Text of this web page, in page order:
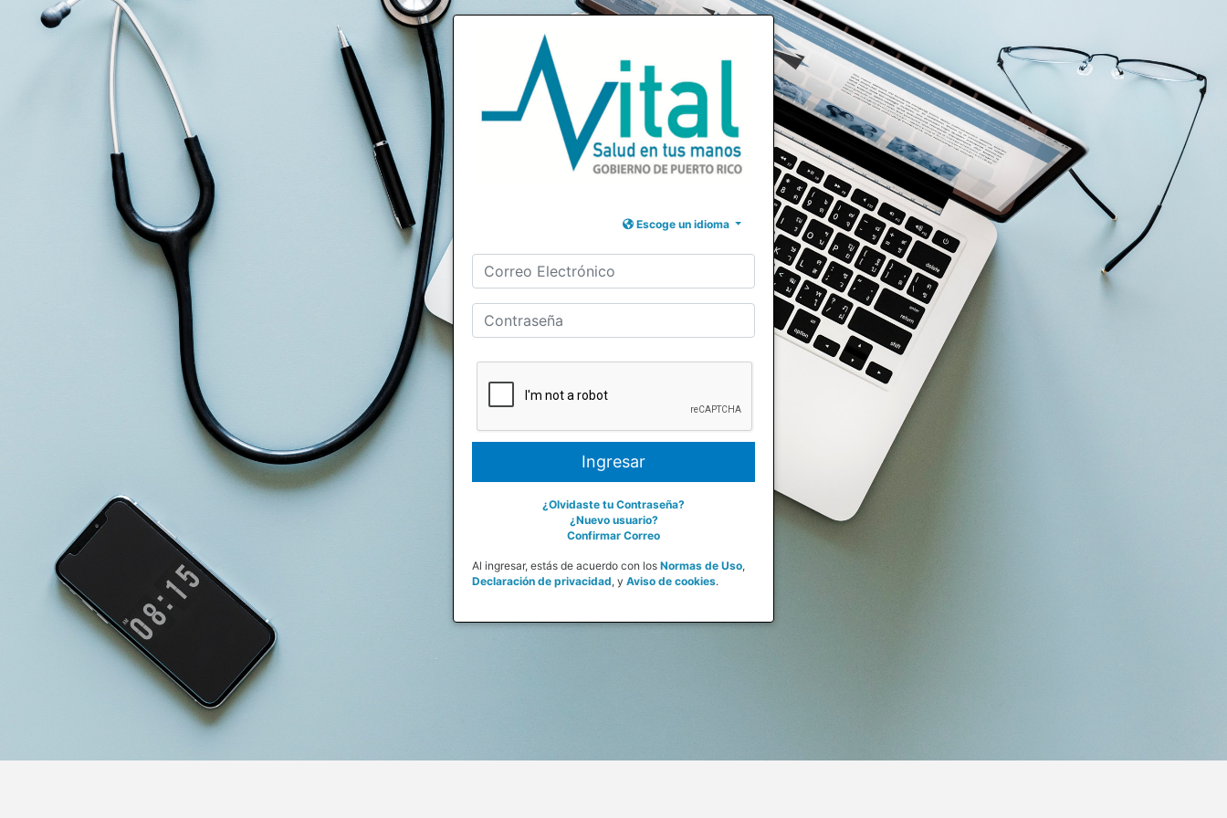
Escoge un idioma
¿Olvidaste tu Contraseña?
¿Nuevo usuario?
Confirmar Correo
Al ingresar, estás de acuerdo con los Normas de Uso,
Declaración de privacidad, y Aviso de cookies.